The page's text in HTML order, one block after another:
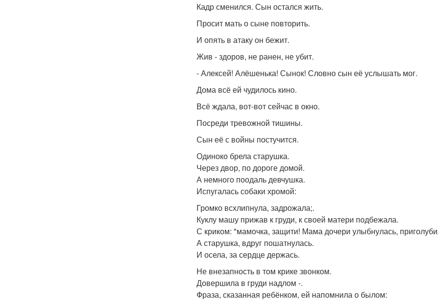
Кадр сменился. Сын остался жить.
Просит мать о сыне повторить.
И опять в атаку он бежит.
Жив - здоров, не ранен, не убит.
- Алексей! Алёшенька! Сынок! Словно сын её услышать мог.
Дома всё ей чудилось кино.
Всё ждала, вот-вот сейчас в окно.
Посреди тревожной тишины.
Сын её с войны постучится.
Одиноко брела старушка.
Через двор, по дороге домой.
А немного поодаль девчушка.
Испугалась собаки хромой:
Громко всхлипнула, задрожала;.
Куклу машу прижав к груди, к своей матери подбежала.
С криком: "мамочка, защити! Мама дочери улыбнулась,
А старушка, вдруг пошатнулась.
И осела, за сердце держась.
Не внезапность в том крике звонком.
Довершила в груди надлом -.
Фраза, сказанная ребёнком, ей напомнила о былом: